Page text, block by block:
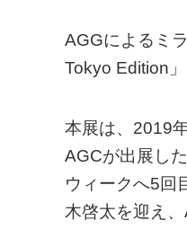
AGGによるミ
Tokyo Edition
本展は、2019
AGCが出展し
ウィークへ5回
木啓太を迎え